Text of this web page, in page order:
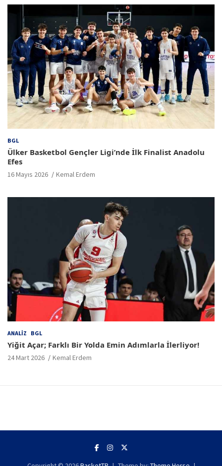
BGL
Ülker Basketbol Gençler Ligi’nde İlk Finalist Anadolu
Efes
16 Mayıs 2026 Kemal Erdem
ANALIZ BGL
Yiğit Açar; Farklı Bir Yolda Emin Adımlarla İlerliyor!
24 Mart 2026 Kemal Erdem